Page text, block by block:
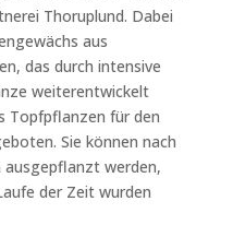
Thoruplund. Dabei
aus
das durch intensive
weiterentwickelt
Topfpflanzen für den
Sie können nach
ausgepflanzt werden,
der Zeit wurden